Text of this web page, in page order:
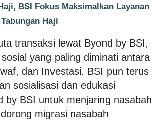
BSI Fokus Maksimalkan Layanan
Haji
transaksi lewat Byond by BSI,
yang paling diminati antara
dan Investasi. BSI pun terus
sosialisasi dan edukasi
by BSI untuk menjaring nasabah
migrasi nasabah